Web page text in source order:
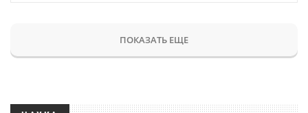
ПОКАЗАТЬ ЕЩЕ